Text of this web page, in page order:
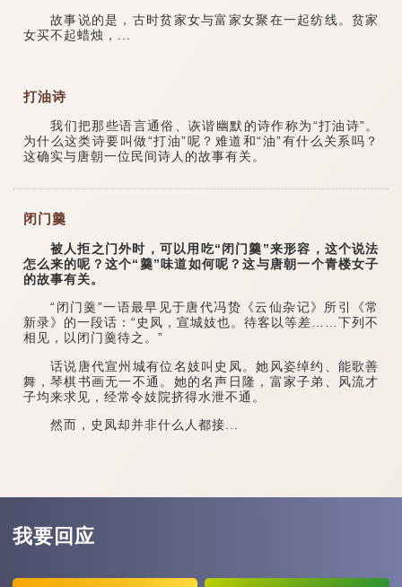
故事说的是，古时贫家女与富家女聚在一起纺线。贫家
女买不起蜡烛，...
打油诗
我们把那些语言通俗、诙谐幽默的诗作称为“打油诗”。
为什么这类诗要叫做“打油”呢？难道和“油”有什么关系吗？
这确实与唐朝一位民间诗人的故事有关。
闭门羹
被人拒之门外时，可以用吃“闭门羹”来形容，这个说法
怎么来的呢？这个“羹”味道如何呢？这与唐朝一个青楼女子
的故事有关。
“闭门羹”一语最早见于唐代冯贽《云仙杂记》所引《常
新录》的一段话：“史凤，宣城妓也。待客以等差……下列不
相见，以闭门羹待之。”
话说唐代宣州城有位名妓叫史凤。她风姿绰约、能歌善
舞，琴棋书画无一不通。她的名声日隆，富家子弟、风流才
子均来求见，经常令妓院挤得水泄不通。
然而，史凤却并非什么人都接...
我要回应